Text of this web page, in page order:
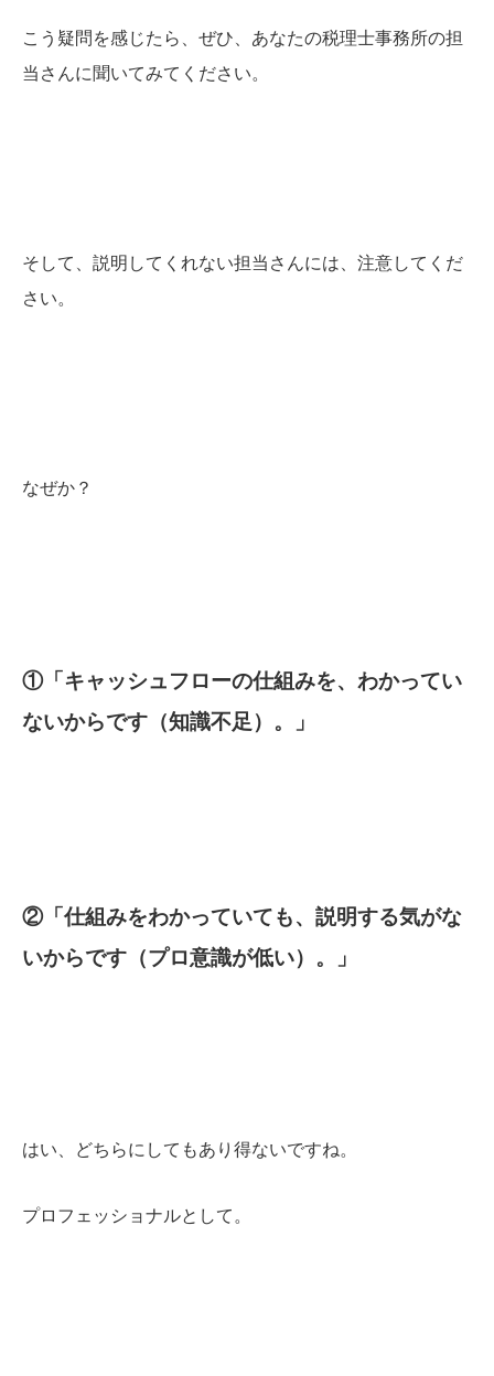
こう疑問を感じたら、ぜひ、あなたの税理士事務所の担
当さんに聞いてみてください。
そして、説明してくれない担当さんには、注意してくだ
さい。
なぜか？
①「キャッシュフローの仕組みを、わかってい
ないからです（知識不足）。」
②「仕組みをわかっていても、説明する気がな
いからです（プロ意識が低い）。」
はい、どちらにしてもあり得ないですね。
プロフェッショナルとして。